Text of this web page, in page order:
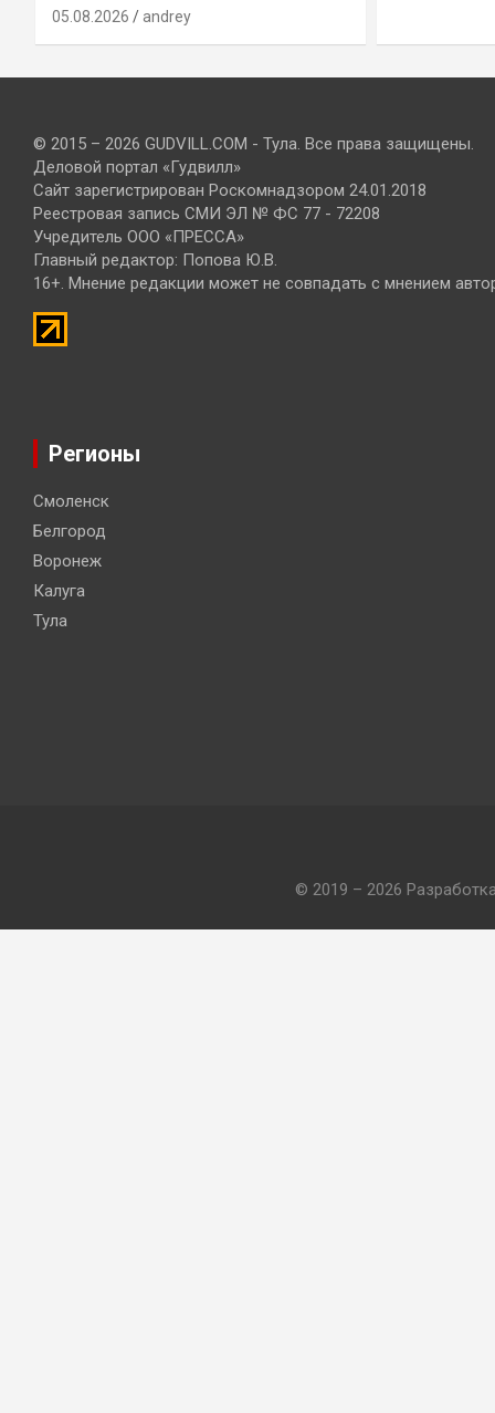
05.08.2026 andrey
© 2015 – 2026 GUDVILL.COM - Тула. Все права защищены.
Деловой портал «Гудвилл»
Сайт зарегистрирован Роскомнадзором 24.01.2018
Реестровая запись СМИ ЭЛ № ФС 77 - 72208
Учредитель ООО «ПРЕССА»
Главный редактор: Попова Ю.В.
16+. Мнение редакции может не совпадать с мнением
Регионы
Смоленск
Белгород
Воронеж
Калуга
Тула
© 2019 – 2026